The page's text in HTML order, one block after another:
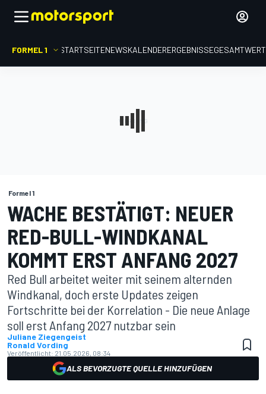
FORMEL 1 STARTSEITENEWSKALENDERERGEBNISSE
Formel 1
WACHE BESTÄTIGT: NEUER
RED-BULL-WINDKANAL
KOMMT ERST ANFANG 2027
Red Bull arbeitet weiter mit seinem alternden
Windkanal, doch erste Updates zeigen
Fortschritte bei der Korrelation - Die neue Anlage
soll erst Anfang 2027 nutzbar sein
Juliane Ziegengeist
Ronald Vording
Veröffentlicht: 21.05.2026, 08:34
ALS BEVORZUGTE QUELLE HINZUFÜGEN